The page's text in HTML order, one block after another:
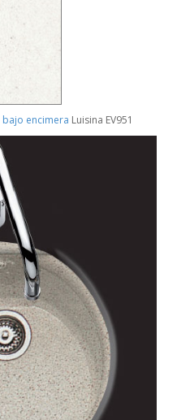
bajo encimera Luisina EV951